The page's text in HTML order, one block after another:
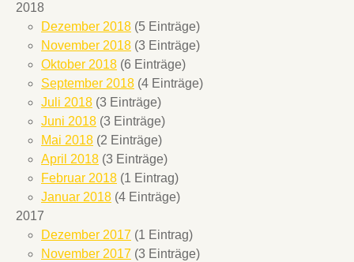
2018
Dezember 2018 (5 Einträge)
November 2018 (3 Einträge)
Oktober 2018 (6 Einträge)
September 2018 (4 Einträge)
Juli 2018 (3 Einträge)
Juni 2018 (3 Einträge)
Mai 2018 (2 Einträge)
April 2018 (3 Einträge)
Februar 2018 (1 Eintrag)
Januar 2018 (4 Einträge)
2017
Dezember 2017 (1 Eintrag)
November 2017 (3 Einträge)